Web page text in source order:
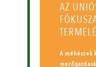
AZ
A méhészek